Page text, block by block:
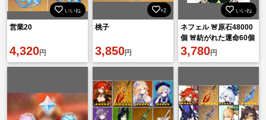
いいね
営業20
4,320円
×2
桃子
3,850円
いいね
ネフェル 🚨原石48000
個 🚨紡がれた運命60個
🚨出会いの縁100個
3,780円